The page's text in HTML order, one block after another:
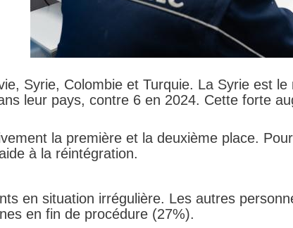
Syrie, Colombie et Turquie. La Syrie est le
leur pays, contre 6 en 2024. Cette forte
la première et la deuxième place.
à la réintégration.
en situation irrégulière. Les autres
en fin de procédure (27%).